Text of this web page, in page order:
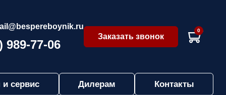
989-77-06
Заказать звонок
0
и сервис Дилерам Контакты